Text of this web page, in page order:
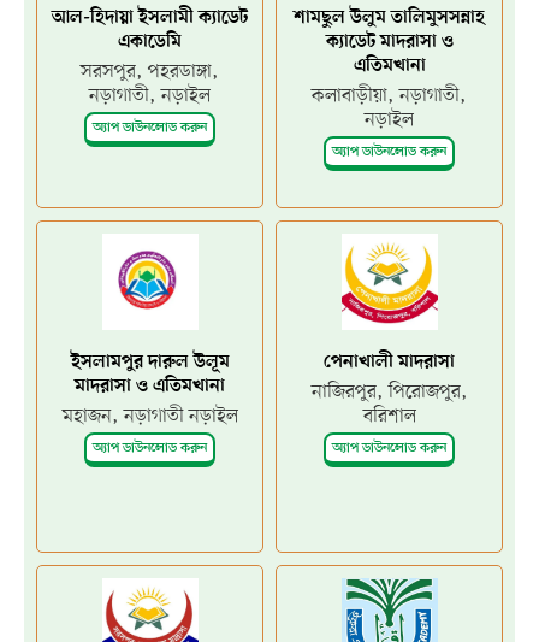
আল-হিদায়া ইসলামী ক্যাডেট
একাডেমি
সরসপুর, পহরডাঙ্গা,
নড়াগাতী, নড়াইল
অ্যাপ ডাউনলোড করুন
শামছুল উলুম তালিমুসসন্নাহ
ক্যাডেট মাদরাসা ও
এতিমখানা
কলাবাড়ীয়া, নড়াগাতী,
নড়াইল
অ্যাপ ডাউনলোড করুন
ইসলামপুর দারুল উলূম
মাদরাসা ও এতিমখানা
মহাজন, নড়াগাতী নড়াইল
অ্যাপ ডাউনলোড করুন
পেনাখালী মাদরাসা
নাজিরপুর, পিরোজপুর,
বরিশাল
অ্যাপ ডাউনলোড করুন